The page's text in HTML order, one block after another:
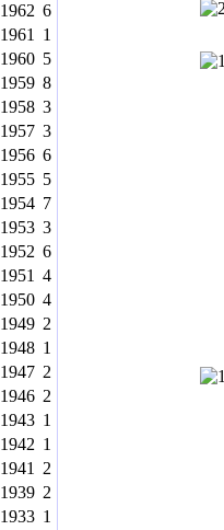
1962 6
1961
1
1960 5
1959 8
1958 3
1957 3
1956 6
1955 5
1954 7
1953 3
1952 6
1951 4
1950 4
1949 2
1948 1
1947 2
1946 2
1943 1
1942 1
1941
2
1939 2
1933 1